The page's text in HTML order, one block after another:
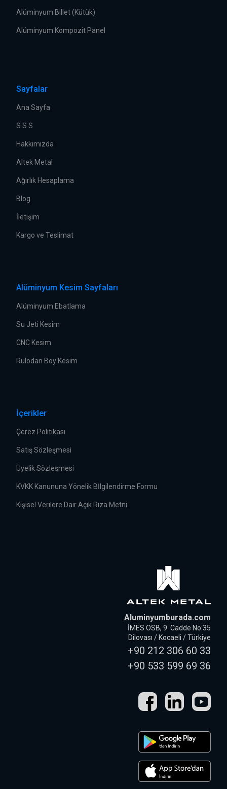
Alüminyum Billet (Kütük)
Alüminyum Kompozit Panel
Sayfalar
Ana Sayfa
S.S.S
Hakkımızda
Altek Metal
Ağırlık Hesaplama
Blog
İletişim
Kargo ve Teslimat
Alüminyum Kesim Sayfaları
Alüminyum Ebatlama
Su Jeti Kesim
CNC Kesim
Rulodan Boy Kesim
İçerikler
Çerez Politikası
Satış Sözleşmesi
Üyelik Sözleşmesi
KVKK Kanununa Yönelik Bİlgilendirme Formu
Kişisel Verilere Dair Açık Rıza Metni
Aluminyumburada.com
İMES OSB, 9. Cadde No:35
Dilovası / Kocaeli / Türkiye
+90 212 306 60 33
+90 533 599 69 36